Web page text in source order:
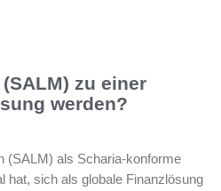
zu einer
werden?
(SALM) als Scharia-konforme
hat, sich als globale Finanzlösung